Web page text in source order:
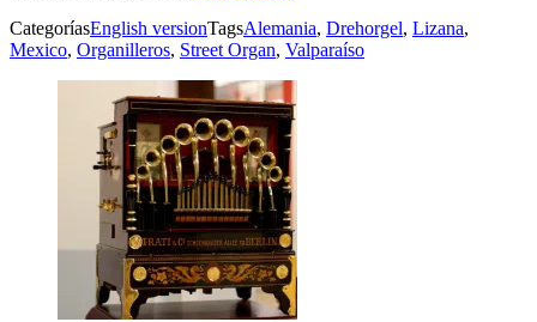
CategoríasEnglish versionTagsAlemania, Drehorgel, Lizana,
Mexico, Organilleros, Street Organ, Valparaíso